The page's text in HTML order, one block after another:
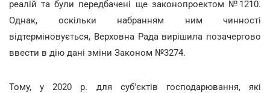
реалій та були передбачені ще законопроектом №1210.
Однак, оскільки набранням ним чинності
відтерміновується, Верховна Рада вирішила позачергово
ввести в дію дані зміни Законом №3274.
Тому, у 2020 р. для суб'єктів господарювання, які